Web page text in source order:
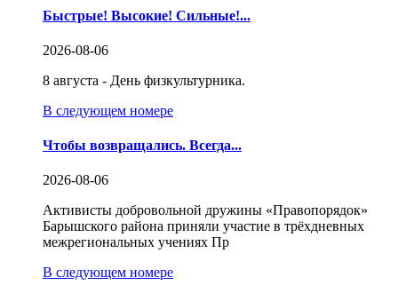
Быстрые! Высокие! Сильные!...
2026-08-06
8 августа - День физкультурника.
В следующем номере
Чтобы возвращались. Всегда...
2026-08-06
Активисты добровольной дружины «Правопорядок»
Барышского района приняли участие в трёхдневных
межрегиональных учениях Пр
В следующем номере